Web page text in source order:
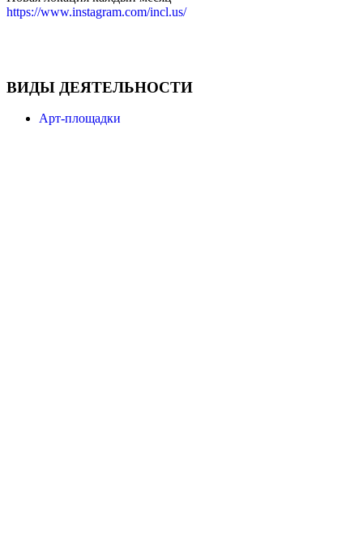
https://www.instagram.com/incl.us/
ВИДЫ ДЕЯТЕЛЬНОСТИ
Арт-площадки